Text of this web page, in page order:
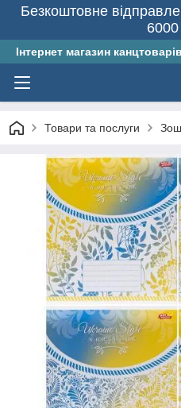
Безкоштовне
6000
Інтернет магазин
Товари та послуги